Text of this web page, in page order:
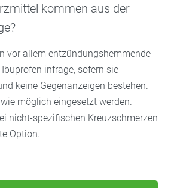
kommen aus der
vor allem entzündungshemmende
infrage, sofern sie
keine Gegenanzeigen bestehen.
möglich eingesetzt werden.
nicht-spezifischen Kreuzschmerzen
Option.